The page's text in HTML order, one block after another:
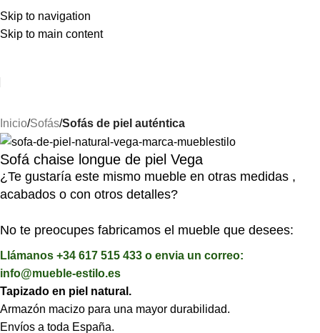
Skip to navigation
Skip to main content
Inicio Sofás Sofás de piel auténtica
Sofá chaise longue de piel Vega
¿Te gustaría este mismo mueble en otras medidas ,
acabados o con otros detalles?
No te preocupes fabricamos el mueble que desees:
Llámanos +34 617 515 433 o envia un correo:
info@mueble-estilo.es
Tapizado en piel natural.
Armazón macizo para una mayor durabilidad.
Envíos a toda España.